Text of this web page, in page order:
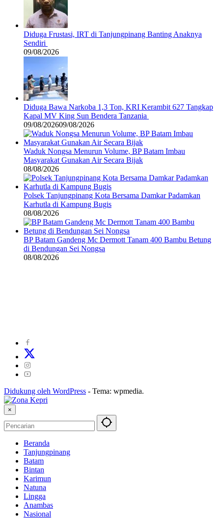
Diduga Frustasi, IRT di Tanjungpinang Banting Anaknya
Sendiri
09/08/2026
Diduga Bawa Narkoba 1,3 Ton, KRI Kerambit 627 Tangkap
Kapal MV King Sun Bendera Tanzania
09/08/202609/08/2026
Waduk Nongsa Menurun Volume, BP Batam Imbau
Masyarakat Gunakan Air Secara Bijak
08/08/2026
Polsek Tanjungpinang Kota Bersama Damkar Padamkan
Karhutla di Kampung Bugis
08/08/2026
BP Batam Gandeng Mc Dermott Tanam 400 Bambu Betung
di Bendungan Sei Nongsa
08/08/2026
Didukung oleh WordPress - Tema: wpmedia.
×
Beranda
Tanjungpinang
Batam
Bintan
Karimun
Natuna
Lingga
Anambas
Nasional